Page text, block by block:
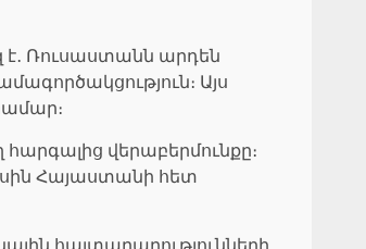
Ռուսաստանն արդեն
Այս
վերաբերմունքը։
Հայաստանի հետ